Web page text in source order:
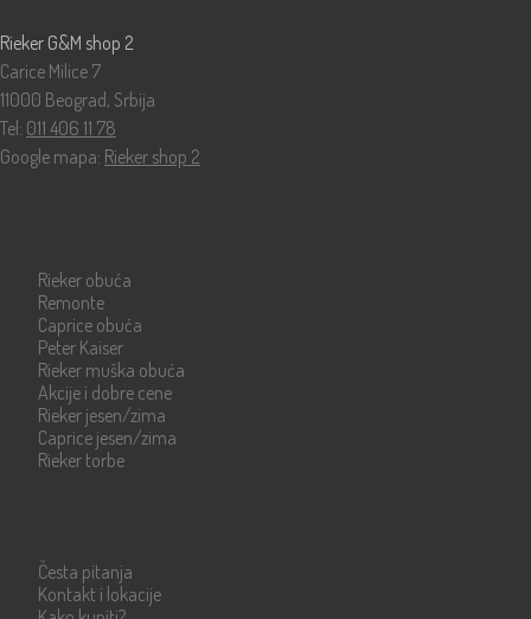
Rieker G&M shop 2
Carice Milice 7
11000 Beograd, Srbija
Tel: 011 406 11 78
Google mapa: Rieker shop 2
Rieker obuća
Remonte
Caprice obuća
Peter Kaiser
Rieker muška obuća
Akcije i dobre cene
Rieker jesen/zima
Caprice jesen/zima
Rieker torbe
Česta pitanja
Kontakt i lokacije